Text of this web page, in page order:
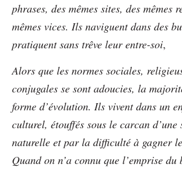
phrases, des mêmes sites, des mêmes
mêmes vices. Ils naviguent dans des
pratiquent sans trêve leur entre-soi,
Alors que les normes sociales,
conjugales se sont adoucies, la
forme d’évolution. Ils vivent dans un
culturel, étouffés sous le carcan d’une
naturelle et par la difficulté à gagner
Quand on n’a connu que l’emprise du